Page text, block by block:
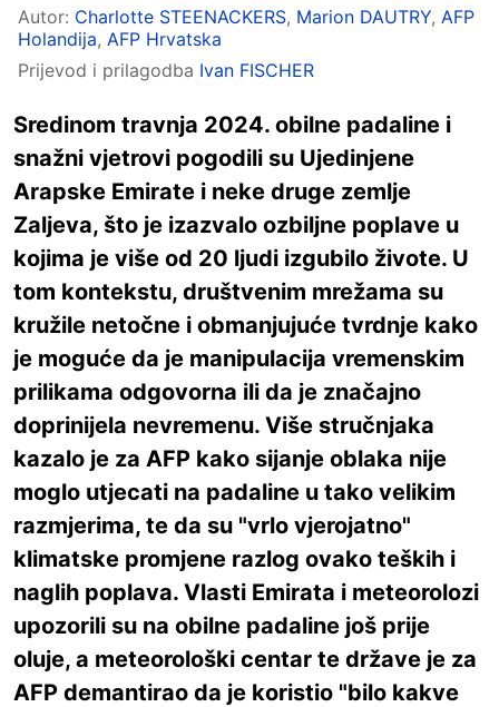
Autor: Charlotte STEENACKERS, Marion DAUTRY, AFP
Holandija, AFP Hrvatska
Prijevod i prilagodba Ivan FISCHER
Sredinom travnja 2024. obilne padaline i
snažni vjetrovi pogodili su Ujedinjene
Arapske Emirate i neke druge zemlje
Zaljeva, što je izazvalo ozbiljne poplave u
kojima je više od 20 ljudi izgubilo živote. U
tom kontekstu, društvenim mrežama su
kružile netočne i obmanjujuće tvrdnje kako
je moguće da je manipulacija vremenskim
prilikama odgovorna ili da je značajno
doprinijela nevremenu. Više stručnjaka
kazalo je za AFP kako sijanje oblaka nije
moglo utjecati na padaline u tako velikim
razmjerima, te da su "vrlo vjerojatno"
klimatske promjene razlog ovako teških i
naglih poplava. Vlasti Emirata i meteorolozi
upozorili su na obilne padaline još prije
oluje, a meteorološki centar te države je za
AFP demantirao da je koristio "bilo kakve